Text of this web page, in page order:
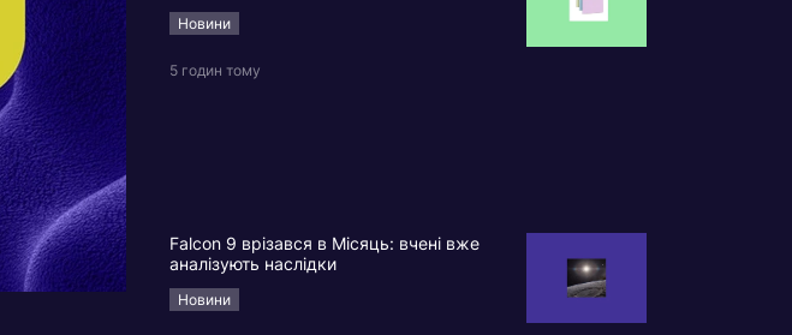
Новини
5 годин тому
Falcon 9 врізався в Місяць: вчені вже
аналізують наслідки
Новини